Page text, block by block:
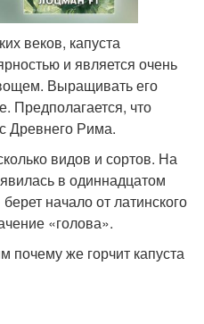
веков, капуста
и является очень
Выращивать его
Предполагается, что
Древнего Рима.
видов и сортов. На
в одиннадцатом
начало от латинского
«голова».
почему же горчит капуста